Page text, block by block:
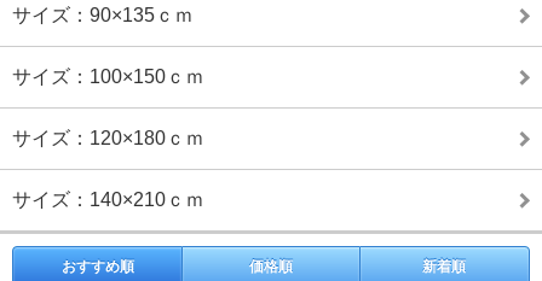
サイズ：90×135ｃｍ
サイズ：100×150ｃｍ
サイズ：120×180ｃｍ
サイズ：140×210ｃｍ
おすすめ順 価格順 新着順